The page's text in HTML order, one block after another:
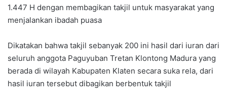
1.447 H dengan membagikan takjil untuk masyarakat yang
menjalankan ibadah puasa
Dikatakan bahwa takjil sebanyak 200 ini hasil dari iuran dari
seluruh anggota Paguyuban Tretan Klontong Madura yang
berada di wilayah Kabupaten Klaten secara suka rela, dari
hasil iuran tersebut dibagikan berbentuk takjil